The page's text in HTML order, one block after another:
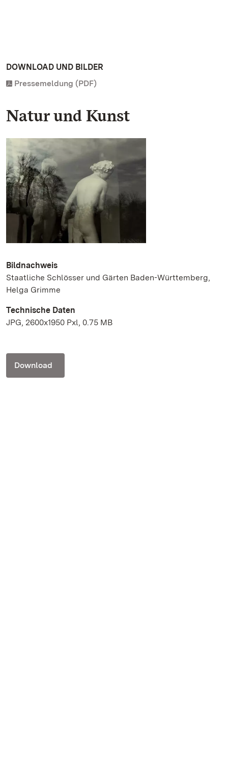
DOWNLOAD UND BILDER
Pressemeldung (PDF)
Natur und Kunst
Bildnachweis
Staatliche Schlösser und Gärten Baden-Württemberg,
Helga Grimme
Technische Daten
JPG, 2600x1950 Pxl, 0.75 MB
Download